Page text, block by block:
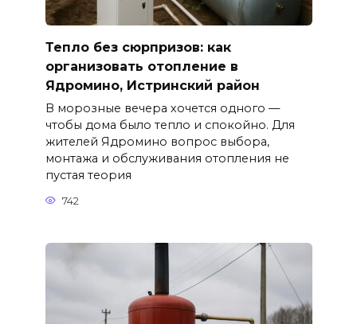
Тепло без сюрпризов: как
организовать отопление в
Ядромино, Истринский район
В морозные вечера хочется одного —
чтобы дома было тепло и спокойно. Для
жителей Ядромино вопрос выбора,
монтажа и обслуживания отопления не
пустая теория
742